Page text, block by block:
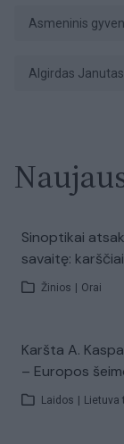
asmeninis
Algirdas Janutas
Sinoptikai
savaitę:
Žinios Orai
Karšta A.
– Europos
Laidos Lietuva